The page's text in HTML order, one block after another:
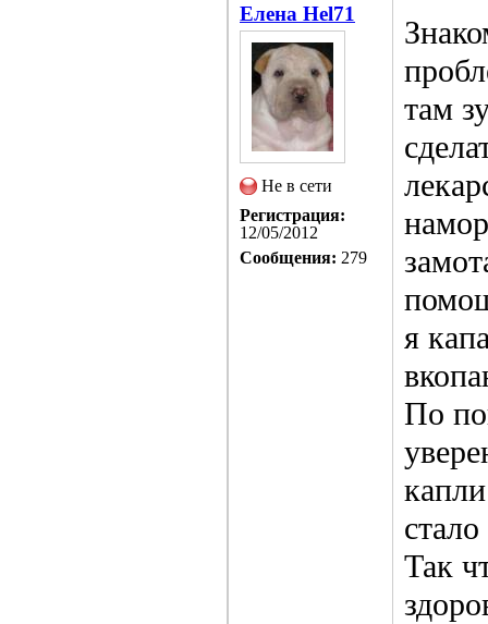
Елена Hel71
Не в сети
Регистрация:
12/05/2012
Сообщения: 279
там
я
По
Так